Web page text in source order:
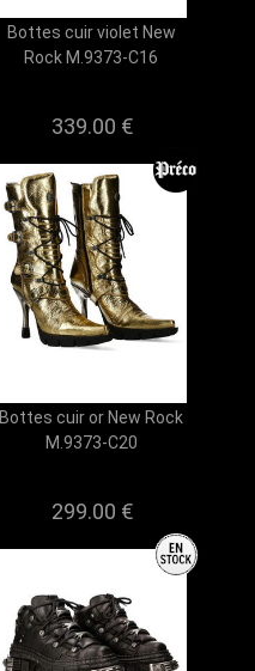
Bottes cuir violet New
Rock M.9373-C16
339.00 €
Bottes cuir or New Rock
M.9373-C20
299.00 €